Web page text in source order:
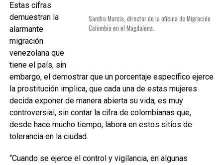
Sandro Murcia, director de la oficina de Migración
Colombia en el Magdalena.
Estas cifras
demuestran la
alarmante
migración
venezolana que
tiene el país, sin
embargo, el demostrar que un porcentaje específico ejerce
la prostitución implica, que cada una de estas mujeres
decida exponer de manera abierta su vida, es muy
controversial, sin contar la cifra de colombianas que,
desde hace mucho tiempo, labora en estos sitios de
tolerancia en la ciudad.
“Cuando se ejerce el control y vigilancia, en algunas